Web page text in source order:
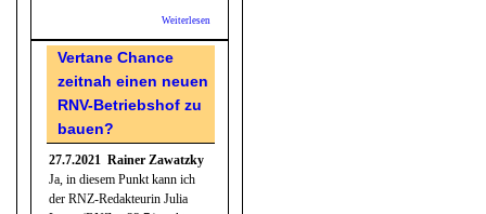
Weiterlesen
Vertane Chance
zeitnah einen neuen
RNV-Betriebshof zu
bauen?
27.7.2021 Rainer Zawatzky
Ja, in diesem Punkt kann ich
der RNZ-Redakteurin Julia